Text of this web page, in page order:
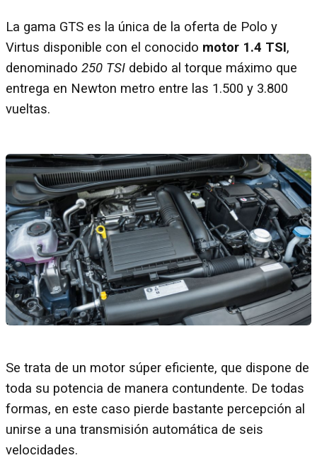
La gama GTS es la única de la oferta de Polo y
Virtus disponible con el conocido motor 1.4 TSI,
denominado 250 TSI debido al torque máximo que
entrega en Newton metro entre las 1.500 y 3.800
vueltas.
Se trata de un motor súper eficiente, que dispone de
toda su potencia de manera contundente. De todas
formas, en este caso pierde bastante percepción al
unirse a una transmisión automática de seis
velocidades.